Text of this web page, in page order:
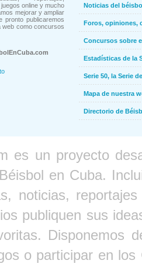
online y mucho
mejorar y ampliar
pronto publicaremos
como concursos
Noticias del
Foros, opiniones,
Concursos sobre
Estadísticas de la
Serie 50, la Serie
Mapa de nuestra
Directorio de
es un proyecto
en Cuba.
noticias,
publiquen sus
Disponemos
o participar en